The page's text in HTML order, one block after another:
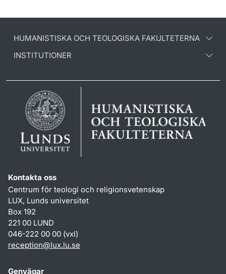
HUMANISTISKA OCH TEOLOGISKA FAKULTETERNA
INSTITUTIONER
Kontakta oss
Centrum för teologi och religionsvetenskap
LUX, Lunds universitet
Box 192
221 00 LUND
046-222 00 00 (vxl)
reception@lux.lu.se
Genvägar